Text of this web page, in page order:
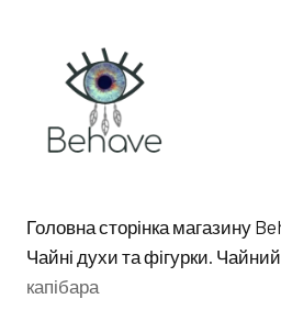
Головна сторінка магазину
Чайні духи та фігурки.
капібара